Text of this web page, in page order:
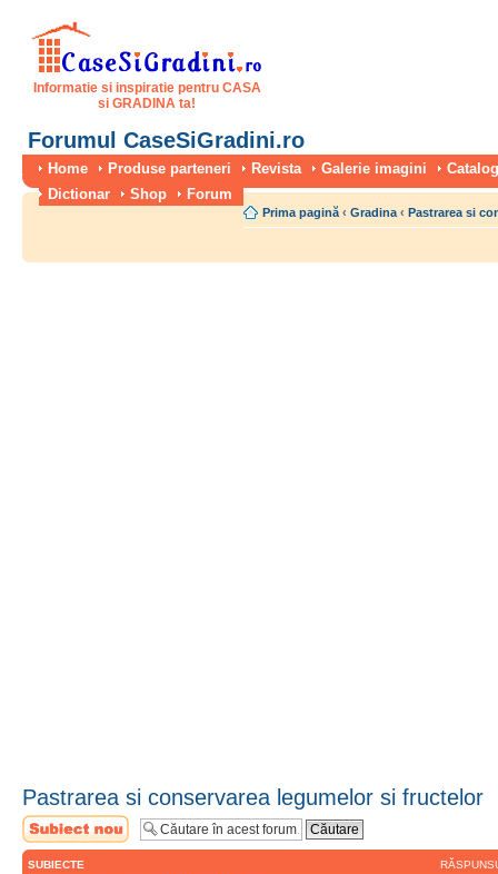
Informatie si inspiratie pentru CASA
si GRADINA ta!
Forumul CaseSiGradini.ro
Home Produse parteneri Revista Galerie imagini
Dictionar
Shop Forum
Prima pagină ‹ Gradina ‹ Pastrarea si
Pastrarea si conservarea legumelor si fructelor
Scrie un subiect
nou
SUBIECTE